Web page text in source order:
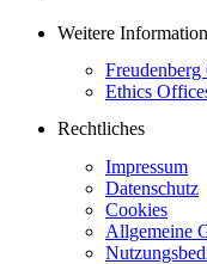
Weitere
Freudenberg
Ethics
Rechtliches
Impressum
Datenschutz
Cookies
Allgemeine